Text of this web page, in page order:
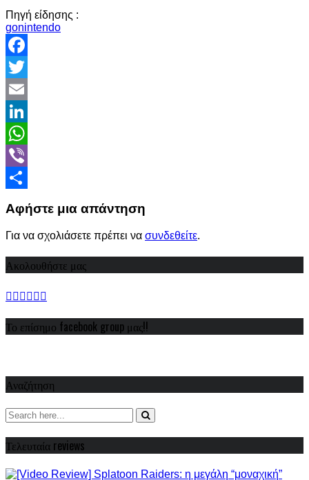
Πηγή είδησης :
gonintendo
Facebook
Twitter
Email
LinkedIn
WhatsApp
Viber
Αφήστε μια απάντηση
Για να σχολιάσετε πρέπει να συνδεθείτε.
Ακολουθήστε μας
Το επίσημο facebook group μας!!
Αναζήτηση
Τελευταία reviews